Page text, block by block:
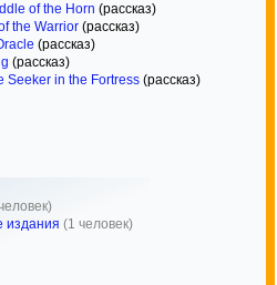
of the Horn (рассказ)
the Warrior (рассказ)
(рассказ)
(рассказ)
Seeker in the Fortress (рассказ)
издания (1 человек)